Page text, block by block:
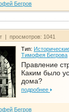
Бегров
| просмотров: 1041
Тип:
Тимофея Бегрова
Правление
Каким было
дома?
подробнее
Бегров